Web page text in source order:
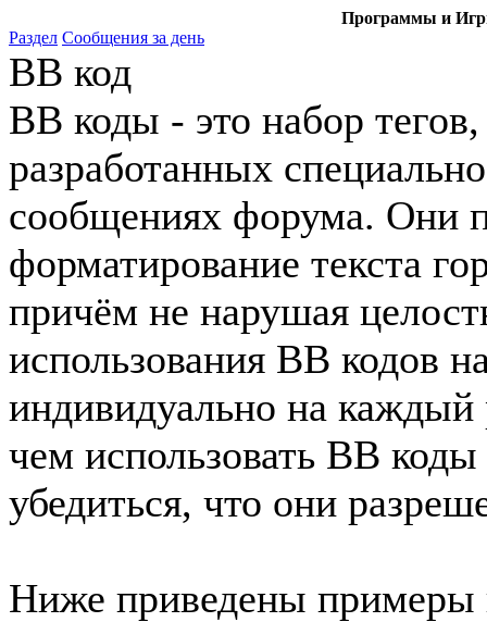
Программы и
Раздел Сообщения за день
BB код
BB коды - это набор
разработанных
сообщениях форума. Они
форматирование текста
причём не нарушая
использования BB кодов
индивидуально на
чем использовать BB
убедиться, что они
Ниже приведены примеры